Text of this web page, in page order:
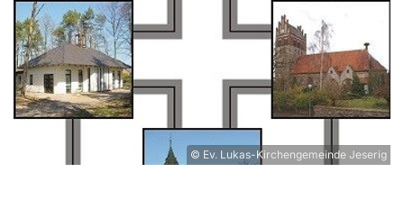
© Ev. Lukas-Kirchengemeinde Jeserig